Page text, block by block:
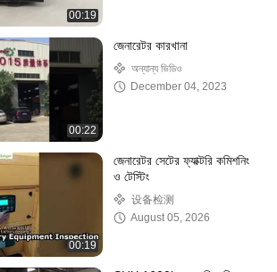
00:19
00:22
জেনারেটর কারখানা
অন্যান্য ভিডিও
December 04, 2023
00:19
জেনারেটর সেটের ফ্যাক্টরি কমিশনিং
ও টেস্টিং
设备检测
August 05, 2026